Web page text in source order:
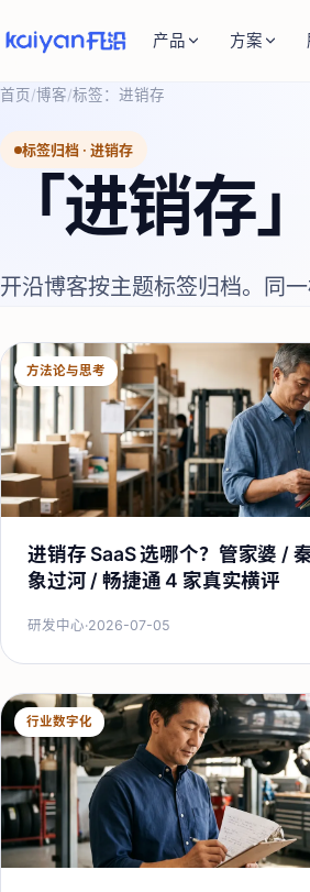
产品 方案
首页/博客/标签： 进销存
标签归档 · 进销存
「进销存
开沿博客按主题标签归档。同
方法论与思考
进销存 SaaS 选哪个？管家婆 /
象过河 / 畅捷通 4 家真实横评
研发中心·2026-07-05
行业数字化